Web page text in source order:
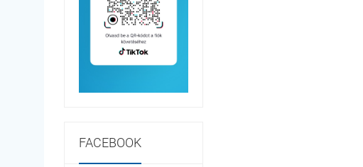
FACEBOOK